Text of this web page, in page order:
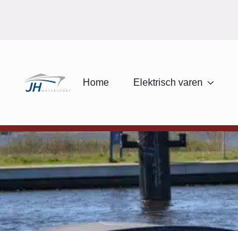
Home Elektrisch varen